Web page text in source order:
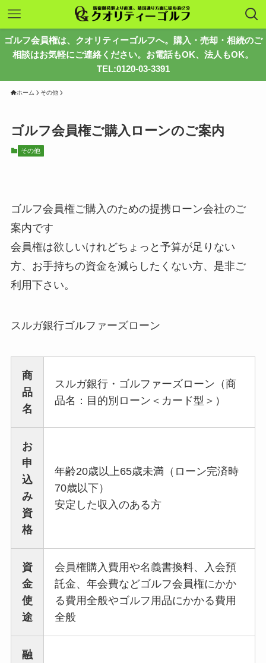
ゴルフ会員権は、クオリティーゴルフへ。購入・売却・相続のご
相談はお気軽にご連絡ください。お電話もOK、法人もOK。
TEL:0120-03-3391
ホーム その他
ゴルフ会員権ご購入ローンのご案内
その他
ゴルフ会員権ご購入のための提携ローン会社のご
案内です
会員権は欲しいけれどちょっと予算が足りない
方、お手持ちの資金を減らしたくない方、是非ご
利用下さい。
スルガ銀行ゴルファーズローン
商
品
名
スルガ銀行・ゴルファーズローン（商
品名：目的別ローン＜カード型＞）
お
申
込
み
資
格
年齢20歳以上65歳未満（ローン完済時
70歳以下）
安定した収入のある方
資
金
使
途
会員権購入費用や名義書換料、入会預
託金、年会費などゴルフ会員権にかか
る費用全般やゴルフ用品にかかる費用
全般
融